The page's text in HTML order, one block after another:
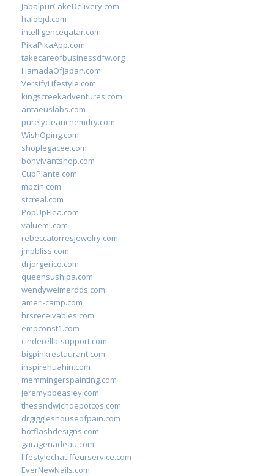
JabalpurCakeDelivery.com
halobjd.com
intelligenceqatar.com
PikaPikaApp.com
takecareofbusinessdfw.org
HamadaOfJapan.com
VersifyLifestyle.com
kingscreekadventures.com
antaeuslabs.com
purelycleanchemdry.com
WishOping.com
shoplegacee.com
bonvivantshop.com
CupPlante.com
mpzin.com
stcreal.com
PopUpFlea.com
valueml.com
rebeccatorresjewelry.com
jmpbliss.com
drjorgerico.com
queensushipa.com
wendyweimerdds.com
ameri-camp.com
hrsreceivables.com
empconst1.com
cinderella-support.com
bigpinkrestaurant.com
inspirehuahin.com
memmingerspainting.com
jeremypbeasley.com
thesandwichdepotcos.com
drgiggleshouseofpain.com
hotflashdesigns.com
garagenadeau.com
lifestylechauffeurservice.com
EverNewNails.com